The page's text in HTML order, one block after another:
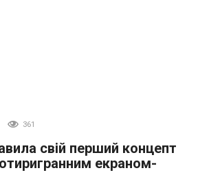
361
свій перший концепт
екраном-